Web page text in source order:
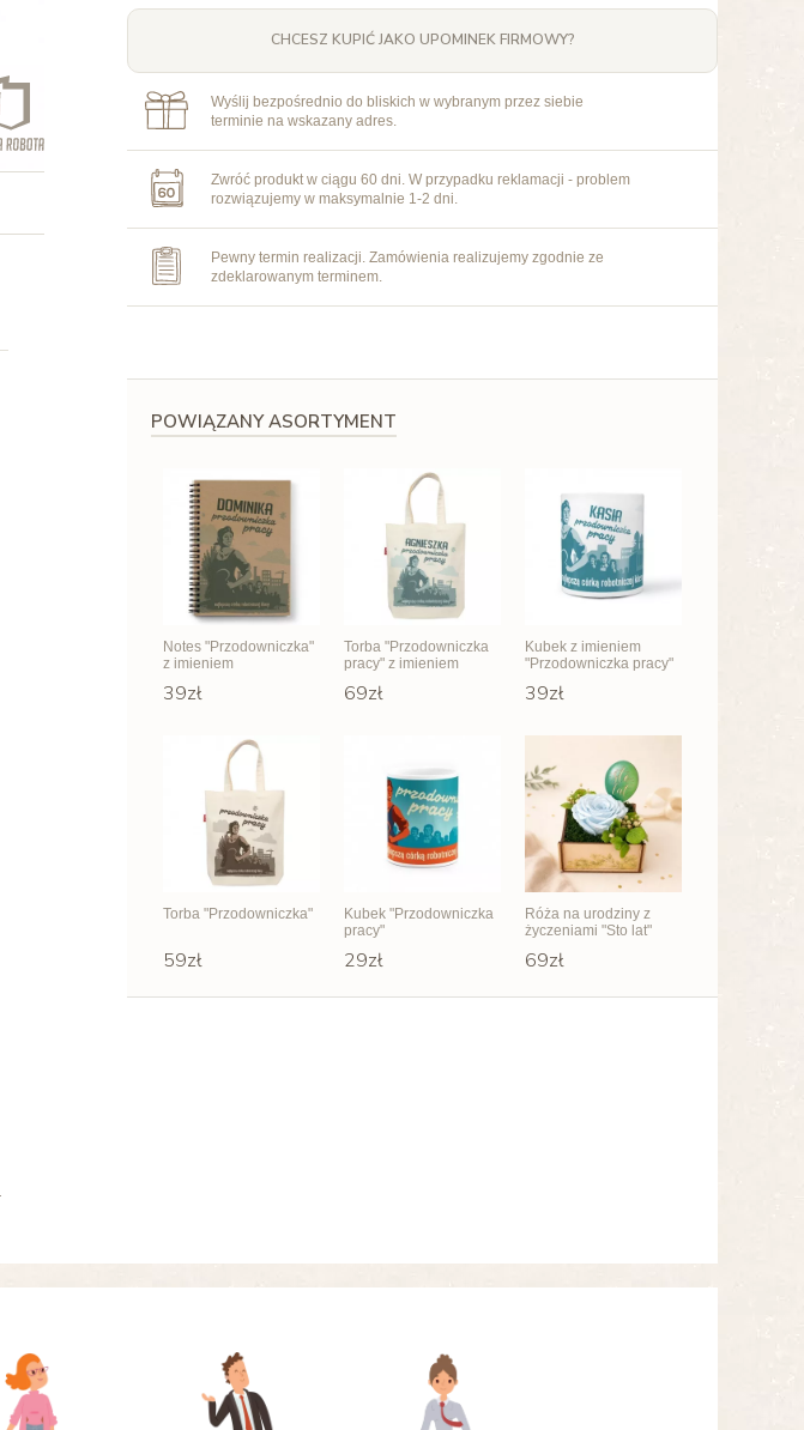
CHCESZ KUPIĆ JAKO UPOMINEK FIRMOWY?
Wyślij bezpośrednio do bliskich w wybranym przez siebie
terminie na wskazany adres.
Zwróć produkt w ciągu 60 dni. W przypadku reklamacji - problem
rozwiązujemy w maksymalnie 1-2 dni.
Pewny termin realizacji. Zamówienia realizujemy zgodnie ze
zdeklarowanym terminem.
POWIĄZANY ASORTYMENT
Notes "Przodowniczka"
z imieniem
39zł
Torba "Przodowniczka
pracy" z imieniem
69zł
Kubek z imieniem
"Przodowniczka pracy"
39zł
Torba "Przodowniczka"
59zł
Kubek "Przodowniczka
pracy"
29zł
Róża na urodziny z
życzeniami "Sto lat"
69zł